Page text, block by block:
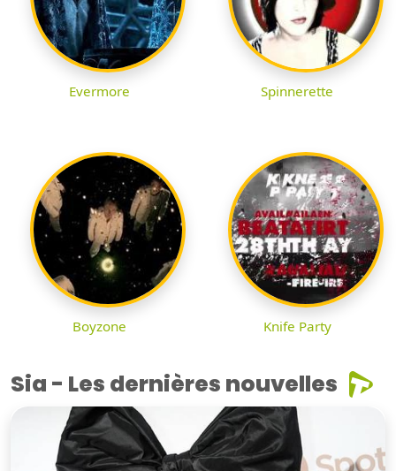
Evermore Spinnerette
Boyzone Knife Party
Sia - Les dernières nouvelles